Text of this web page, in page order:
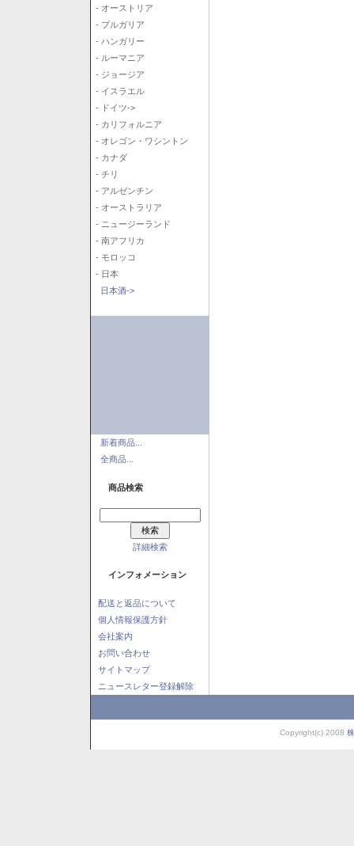
- オーストリア
- ブルガリア
- ハンガリー
- ルーマニア
- ジョージア
- イスラエル
- ドイツ->
- カリフォルニア
- オレゴン・ワシントン
- カナダ
- チリ
- アルゼンチン
- オーストラリア
- ニュージーランド
- 南アフリカ
- モロッコ
- 日本
日本酒->
新着商品...
全商品...
商品検索
詳細検索
インフォメーション
配送と返品について
個人情報保護方針
会社案内
お問い合わせ
サイトマップ
ニュースレター登録解除
Copyright(c) 2008